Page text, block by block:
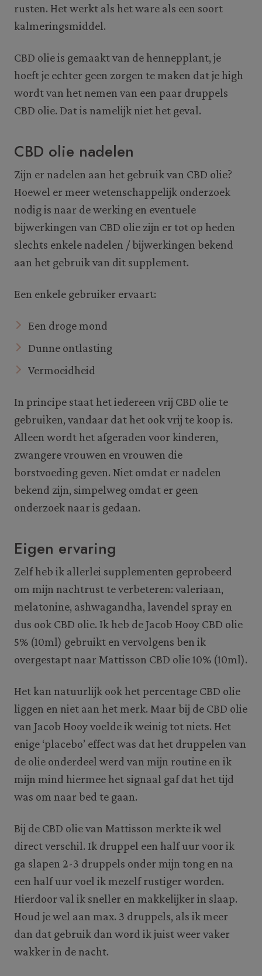
rusten. Het werkt als het ware als een soort
kalmeringsmiddel.
CBD olie is gemaakt van de hennepplant, je
hoeft je echter geen zorgen te maken dat je high
wordt van het nemen van een paar druppels
CBD olie. Dat is namelijk niet het geval.
CBD olie nadelen
Zijn er nadelen aan het gebruik van CBD olie?
Hoewel er meer wetenschappelijk onderzoek
nodig is naar de werking en eventuele
bijwerkingen van CBD olie zijn er tot op heden
slechts enkele nadelen / bijwerkingen bekend
aan het gebruik van dit supplement.
Een enkele gebruiker ervaart:
Een droge mond
Dunne ontlasting
Vermoeidheid
In principe staat het iedereen vrij CBD olie te
gebruiken, vandaar dat het ook vrij te koop is.
Alleen wordt het afgeraden voor kinderen,
zwangere vrouwen en vrouwen die
borstvoeding geven. Niet omdat er nadelen
bekend zijn, simpelweg omdat er geen
onderzoek naar is gedaan.
Eigen ervaring
Zelf heb ik allerlei supplementen geprobeerd
om mijn nachtrust te verbeteren: valeriaan,
melatonine, ashwagandha, lavendel spray en
dus ook CBD olie. Ik heb de Jacob Hooy CBD olie
5% (10ml) gebruikt en vervolgens ben ik
overgestapt naar Mattisson CBD olie 10% (10ml).
Het kan natuurlijk ook het percentage CBD olie
liggen en niet aan het merk. Maar bij de CBD olie
van Jacob Hooy voelde ik weinig tot niets. Het
enige ‘placebo’ effect was dat het druppelen van
de olie onderdeel werd van mijn routine en ik
mijn mind hiermee het signaal gaf dat het tijd
was om naar bed te gaan.
Bij de CBD olie van Mattisson merkte ik wel
direct verschil. Ik druppel een half uur voor ik
ga slapen 2-3 druppels onder mijn tong en na
een half uur voel ik mezelf rustiger worden.
Hierdoor val ik sneller en makkelijker in slaap.
Houd je wel aan max. 3 druppels, als ik meer
dan dat gebruik dan word ik juist weer vaker
wakker in de nacht.